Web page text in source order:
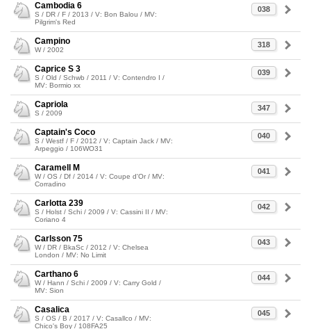
038
Cambodia 6
S / DR / F / 2013 / V: Bon Balou / MV:
Pilgrim's Red
318
Campino
W / 2002
039
Caprice S 3
S / Old / Schwb / 2011 / V: Contendro I /
MV: Bormio xx
347
Capriola
S / 2009
040
Captain's Coco
S / Westf / F / 2012 / V: Captain Jack / MV:
Arpeggio / 106WO31
041
Caramell M
W / OS / Df / 2014 / V: Coupe d'Or / MV:
Corradino
042
Carlotta 239
S / Holst / Schi / 2009 / V: Cassini II / MV:
Coriano 4
043
Carlsson 75
W / DR / BkaSc / 2012 / V: Chelsea
London / MV: No Limit
044
Carthano 6
W / Hann / Schi / 2009 / V: Carry Gold /
MV: Sion
045
Casalica
S / OS / B / 2017 / V: Casallco / MV:
Chico's Boy / 108FA25